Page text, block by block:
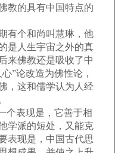
教的具有中国特点的
个和尚叫慧琳，他
是人生宇宙之外的真
来佛教还是吸收了中
”论改造为佛性论，
，这和儒学认为人经
表现是，它善于相
学派的短处，又能克
表现是，中国古代思